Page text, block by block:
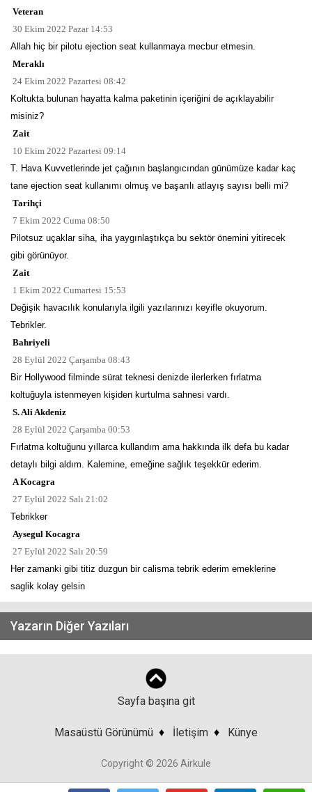
Veteran
30 Ekim 2022 Pazar 14:53
Allah hiç bir pilotu ejection seat kullanmaya mecbur etmesin.
Meraklı
24 Ekim 2022 Pazartesi 08:42
Koltukta bulunan hayatta kalma paketinin içeriğini de açıklayabilir
misiniz?
Zait
10 Ekim 2022 Pazartesi 09:14
T. Hava Kuvvetlerinde jet çağının başlangıcından günümüze kadar kaç
tane ejection seat kullanımı olmuş ve başarılı atlayış sayısı belli mi?
Tarihçi
7 Ekim 2022 Cuma 08:50
Pilotsuz uçaklar siha, iha yaygınlaştıkça bu sektör önemini yitirecek
gibi görünüyor.
Zait
1 Ekim 2022 Cumartesi 15:53
Değişik havacılık konularıyla ilgili yazılarınızı keyifle okuyorum.
Tebrikler.
Bahriyeli
28 Eylül 2022 Çarşamba 08:43
Bir Hollywood filminde sürat teknesi denizde ilerlerken fırlatma
koltuğuyla istenmeyen kişiden kurtulma sahnesi vardı.
S. Ali Akdeniz
28 Eylül 2022 Çarşamba 00:53
Fırlatma koltuğunu yıllarca kullandım ama hakkında ilk defa bu kadar
detaylı bilgi aldım. Kalemine, emeğine sağlık teşekkür ederim.
A Kocagra
27 Eylül 2022 Salı 21:02
Tebrikker
Aysegul Kocagra
27 Eylül 2022 Salı 20:59
Her zamanki gibi titiz duzgun bir calisma tebrik ederim emeklerine
saglik kolay gelsin
Yazarın Diğer Yazıları
Sayfa başına git
Masaüstü Görünümü ♦ İletişim ♦ Künye
Copyright © 2026 Airkule